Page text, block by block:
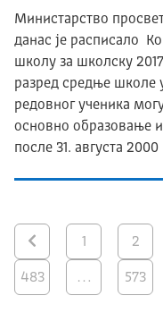
Министарство
данас је расписало
школу за школску
разред средње школе
редовног ученика
основно образовање
после 31. августа
1 2
483 … 573